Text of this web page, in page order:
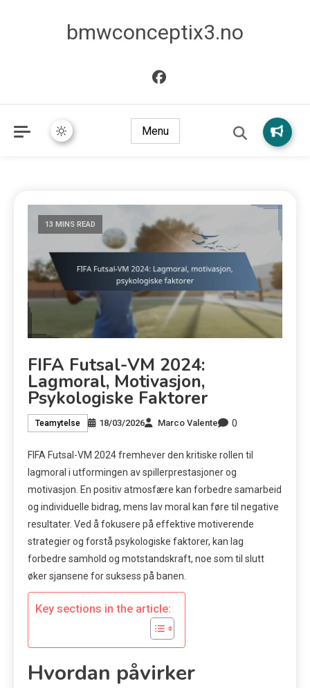
bmwconceptix3.no
Menu
13 MINS READ
FIFA Futsal-VM 2024:
Lagmoral, Motivasjon,
Psykologiske Faktorer
Teamytelse 18/03/2026 Marco Valente 0
FIFA Futsal-VM 2024 fremhever den kritiske rollen til
lagmoral i utformingen av spillerprestasjoner og
motivasjon. En positiv atmosfære kan forbedre samarbeid
og individuelle bidrag, mens lav moral kan føre til negative
resultater. Ved å fokusere på effektive motiverende
strategier og forstå psykologiske faktorer, kan lag
forbedre samhold og motstandskraft, noe som til slutt
øker sjansene for suksess på banen.
Key sections in the article:
Hvordan påvirker